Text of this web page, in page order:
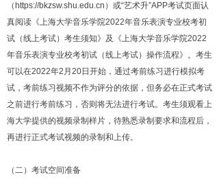
（https://bkzsw.shu.edu.cn）或“艺术升”APP考试页面认
真阅读《上海大学音乐学院2022年音乐表演专业校考初
试（线上考试）考生须知》及《上海大学音乐学院2022
年音乐表演专业校考初试（线上考试）操作流程》。考生
可以在2022年2月20日开始，通过考前练习进行模拟考
试，考前练习视频不作为评分的依据，但务必在正式考试
之前进行考前练习，否则将无法进行考试。考生须观看上
海大学提供的视频录制样片，待熟悉录制要求和流程后，
再进行正式考试视频的录制和上传。
（二）考试空间准备